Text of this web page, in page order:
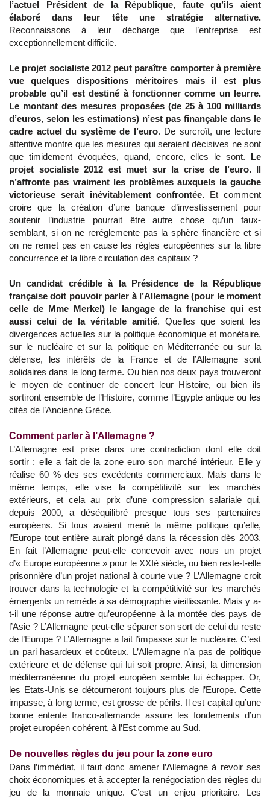
l’actuel Président de la République, faute qu’ils aient
élaboré dans leur tête une stratégie alternative.
Reconnaissons à leur décharge que l’entreprise est
exceptionnellement difficile.
Le projet socialiste 2012 peut paraître comporter à première
vue quelques dispositions méritoires mais il est plus
probable qu’il est destiné à fonctionner comme un leurre.
Le montant des mesures proposées (de 25 à 100 milliards
d’euros, selon les estimations) n’est pas finançable dans le
cadre actuel du système de l’euro. De surcroît, une lecture
attentive montre que les mesures qui seraient décisives ne sont
que timidement évoquées, quand, encore, elles le sont. Le
projet socialiste 2012 est muet sur la crise de l’euro. Il
n’affronte pas vraiment les problèmes auxquels la gauche
victorieuse serait inévitablement confrontée. Et comment
croire que la création d’une banque d’investissement pour
soutenir l’industrie pourrait être autre chose qu’un faux-
semblant, si on ne reréglemente pas la sphère financière et si
on ne remet pas en cause les règles européennes sur la libre
concurrence et la libre circulation des capitaux ?
Un candidat crédible à la Présidence de la République
française doit pouvoir parler à l’Allemagne (pour le moment
celle de Mme Merkel) le langage de la franchise qui est
aussi celui de la véritable amitié. Quelles que soient les
divergences actuelles sur la politique économique et monétaire,
sur le nucléaire et sur la politique en Méditerranée ou sur la
défense, les intérêts de la France et de l’Allemagne sont
solidaires dans le long terme. Ou bien nos deux pays trouveront
le moyen de continuer de concert leur Histoire, ou bien ils
sortiront ensemble de l’Histoire, comme l’Egypte antique ou les
cités de l’Ancienne Grèce.
Comment parler à l’Allemagne ?
L’Allemagne est prise dans une contradiction dont elle doit
sortir : elle a fait de la zone euro son marché intérieur. Elle y
réalise 60 % des ses excédents commerciaux. Mais dans le
même temps, elle vise la compétitivité sur les marchés
extérieurs, et cela au prix d’une compression salariale qui,
depuis 2000, a déséquilibré presque tous ses partenaires
européens. Si tous avaient mené la même politique qu’elle,
l’Europe tout entière aurait plongé dans la récession dès 2003.
En fait l’Allemagne peut-elle concevoir avec nous un projet
d’« Europe européenne » pour le XXIè siècle, ou bien reste-t-elle
prisonnière d’un projet national à courte vue ? L’Allemagne croit
trouver dans la technologie et la compétitivité sur les marchés
émergents un remède à sa démographie vieillissante. Mais y a-
t-il une réponse autre qu’européenne à la montée des pays de
l’Asie ? L’Allemagne peut-elle séparer son sort de celui du reste
de l’Europe ? L’Allemagne a fait l’impasse sur le nucléaire. C’est
un pari hasardeux et coûteux. L’Allemagne n’a pas de politique
extérieure et de défense qui lui soit propre. Ainsi, la dimension
méditerranéenne du projet européen semble lui échapper. Or,
les Etats-Unis se détourneront toujours plus de l’Europe. Cette
impasse, à long terme, est grosse de périls. Il est capital qu’une
bonne entente franco-allemande assure les fondements d’un
projet européen cohérent, à l’Est comme au Sud.
De nouvelles règles du jeu pour la zone euro
Dans l’immédiat, il faut donc amener l’Allemagne à revoir ses
choix économiques et à accepter la renégociation des règles du
jeu de la monnaie unique. C’est un enjeu prioritaire. Les